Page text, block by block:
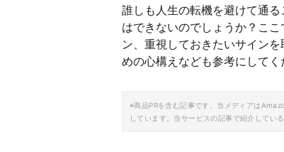
誰しも人生の転機を避けて通
はできないのでしょうか？こ
ン、重視しておきたいサイン
めの心構えなども参考にしてく
※商品PRを含む記事です。当メディアは
しています。当サービスの記事で紹介してい